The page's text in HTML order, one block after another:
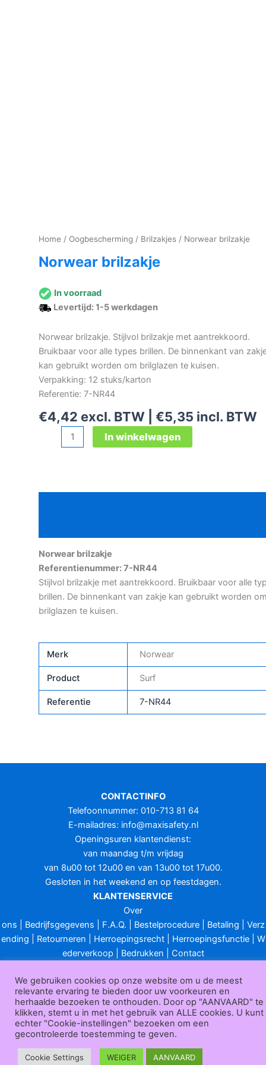
Home / Oogbescherming / Brilzakjes / Norwear brilzakje
Norwear brilzakje
In voorraad
Levertijd: 1-5 werkdagen
Norwear brilzakje. Stijlvol brilzakje met aantrekkoord.
Bruikbaar voor alle types brillen. De binnenkant van
kan gebruikt worden om brilglazen te kuisen.
Verpakking: 12 stuks/karton
Referentie: 7-NR44
€4,42 excl. BTW | €5,35 incl. BTW
Norwear
brilzakje
In winkelwagen
Norwear brilzakje
Referentienummer: 7-NR44
Stijlvol brilzakje met aantrekkoord. Bruikbaar voor alle
brillen. De binnenkant van zakje kan gebruikt worden
brilglazen te kuisen.
Merk Norwear
Product Surf
Referentie 7-NR44
CONTACTINFO
Telefoonnummer: 010-713 81 64
E-mailadres: info@maxisafety.nl
Openingsuren klantendienst:
van maandag t/m vrijdag
van 8u00 tot 12u00 en van 13u00 tot 17u00.
Gesloten in het weekend en op feestdagen.
KLANTENSERVICE
Over
ons
Bedrijfsgegevens F.A.Q. Bestelprocedure| Betaling
Verz
ending
Retourneren Herroepingsrecht| Herroepingsfunctie| W
ederverkoop
Bedrukken
Contact
Maxisafety.nl © 2026
We gebruiken cookies op onze website om u de meest
relevante ervaring te bieden door uw voorkeuren en
herhaalde bezoeken te onthouden. Door op "AANVAARD" te
klikken, stemt u in met het gebruik van ALLE cookies. U kunt
echter "Cookie-instellingen" bezoeken om een
gecontroleerde toestemming te geven.
Cookie Settings WEIGER AANVAARD